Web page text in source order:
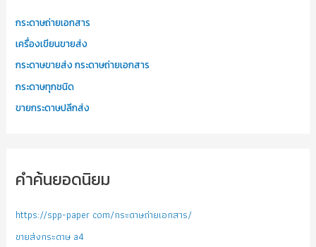
กระดาษถ่ายเอกสาร
เครื่องเขียนขายส่ง
กระดาษขายส่ง กระดาษถ่ายเอกสาร
กระดาษทุกชนิด
ขายกระดาษปลีกส่ง
คำค้นยอดนิยม
https://spp-paper com/กระดาษถ่ายเอกสาร/
ขายส่งกระดาษ a4